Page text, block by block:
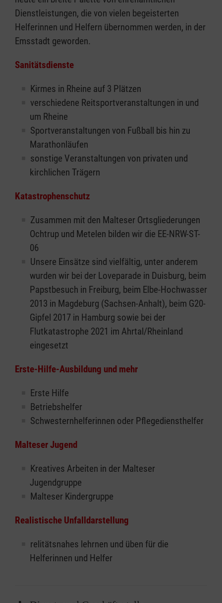
Dienstleistungen, die von vielen begeisterten
Helferinnen und Helfern übernommen werden, in der
Emsstadt geworden.
Sanitätsdienste
Kirmes in Rheine auf 3 Plätzen
verschiedene Reitsportveranstaltungen in und
um Rheine
Sportveranstaltungen von Fußball bis hin zu
Marathonläufen
sonstige Veranstaltungen von privaten und
kirchlichen Trägern
Katastrophenschutz
Zusammen mit den Malteser Ortsgliederungen
Ochtrup und Metelen bilden wir die EE-NRW-ST-
06
Unsere Einsätze sind vielfältig, unter anderem
wurden wir bei der Loveparade in Duisburg, beim
Papstbesuch in Freiburg, beim Elbe-Hochwasser
2013 in Magdeburg (Sachsen-Anhalt), beim G20-
Gipfel 2017 in Hamburg sowie bei der
Flutkatastrophe 2021 im Ahrtal/Rheinland
eingesetzt
Erste-Hilfe-Ausbildung und mehr
Erste Hilfe
Betriebshelfer
Schwesternhelferinnen oder Pflegediensthelfer
Malteser Jugend
Kreatives Arbeiten in der Malteser
Jugendgruppe
Malteser Kindergruppe
Realistische Unfalldarstellung
relitätsnahes lehrnen und üben für die
Helferinnen und Helfer